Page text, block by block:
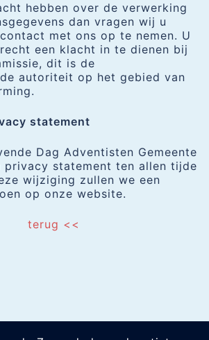
hebben over de verwerking
dan vragen wij u
met ons op te nemen. U
een klacht in te dienen bij
dit is de
autoriteit op het gebied van
statement
Dag Adventisten Gemeente
privacy statement ten allen tijde
wijziging zullen we een
op onze website.
terug <<